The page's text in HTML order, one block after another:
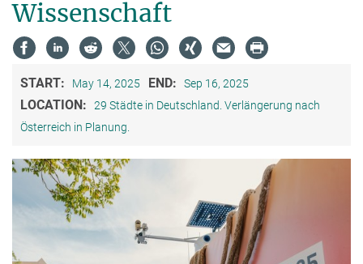
Wissenschaft
START: May 14, 2025 END: Sep 16, 2025
LOCATION:
29 Städte in Deutschland. Verlängerung nach
Österreich in Planung.